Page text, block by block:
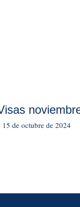
15 de octubre de 2024